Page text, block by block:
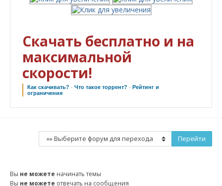
Скачать бесплатно и на
максимальной
скорости!
Как скачивать? ·Что такое торрент? · Рейтинг и
ограничения
Вы не можете начинать темы
Вы не можете отвечать на сообщения